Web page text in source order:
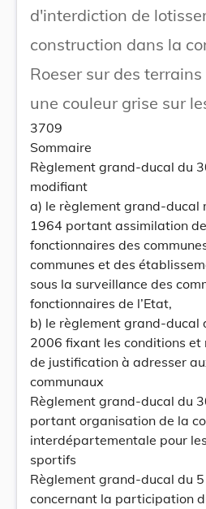
d'interdiction de
construction dans la
Roeser sur des
une couleur grise sur
et datés du 13 juillet
délibération du conseil
Roeser.
3709
Sommaire
Règlement grand-ducal du
modifiant
a) le règlement grand-ducal
1964 portant assimilation
fonctionnaires des
communes et des
sous la surveillance des
fonctionnaires de l’Etat,
b) le règlement grand-ducal
2006 fixant les conditions et
de justification à adresser
communaux
Règlement grand-ducal du
portant organisation de la
interdépartementale pour
sportifs
Règlement grand-ducal du
concernant la participation